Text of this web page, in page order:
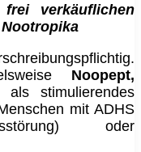
verkäuflichen
Noopept,
stimulierendes
mit ADHS
oder